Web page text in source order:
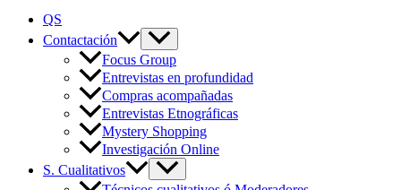
QS
Contactación
Focus Group
Entrevistas en profundidad
Compras acompañadas
Entrevistas Etnográficas
Mystery Shopping
Investigación Online
S. Cualitativos